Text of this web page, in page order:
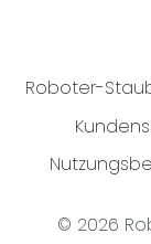
Roboter-
© 2026